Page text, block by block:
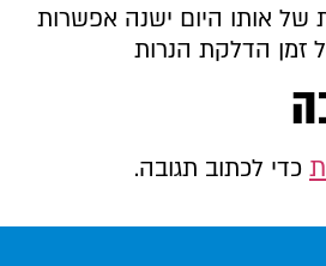
של אותו היום ישנה אפשרות
זמן הדלקת הנרות
כדי לכתוב תגובה.